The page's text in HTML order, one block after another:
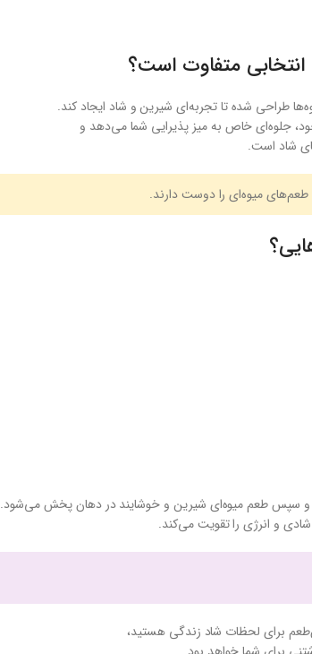
انتخابی متفاوت است؟
طراحی شده تا تجربه‌ای شیرین و شاد ایجاد کند.
جلوه‌ای خاص به میز پذیرایی شما می‌دهد و
شاد است.
میوه‌ای را دوست دارند.
و سپس طعم میوه‌ای شیرین و خوشایند در دهان پخش می‌شود.
و انرژی را تقویت می‌کند.
برای لحظات شاد زندگی هستید،